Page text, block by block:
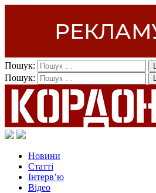
Пошук:
Пошук:
Новини
Статті
Інтерв’ю
Відео